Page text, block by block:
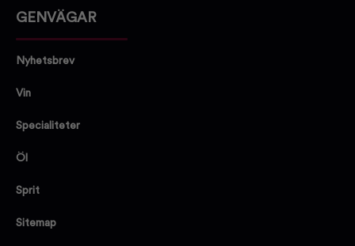
GENVÄGAR
Nyhetsbrev
Vin
Specialiteter
Öl
Sprit
Sitemap